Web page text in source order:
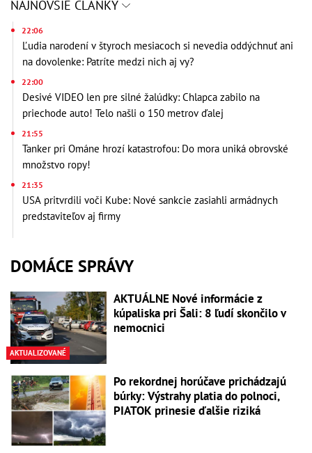
NAJNOVŠIE ČLÁNKY
22:06
Ľudia narodení v štyroch mesiacoch si nevedia oddýchnuť ani
na dovolenke: Patríte medzi nich aj vy?
22:00
Desivé VIDEO len pre silné žalúdky: Chlapca zabilo na
priechode auto! Telo našli o 150 metrov ďalej
21:55
Tanker pri Ománe hrozí katastrofou: Do mora uniká obrovské
množstvo ropy!
21:35
USA pritvrdili voči Kube: Nové sankcie zasiahli armádnych
predstaviteľov aj firmy
DOMÁCE SPRÁVY
AKTUALIZOVANÉ
AKTUÁLNE Nové informácie z
kúpaliska pri Šali: 8 ľudí skončilo v
nemocnici
Po rekordnej horúčave prichádzajú
búrky: Výstrahy platia do polnoci,
PIATOK prinesie ďalšie riziká